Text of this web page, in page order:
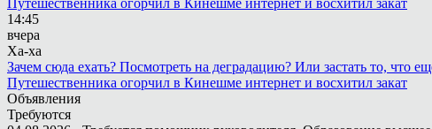
Путешественника огорчил в Кинешме интернет и восхитил закат
14:45
вчера
Ха-ха
Зачем сюда ехать? Посмотреть на деградацию? Или застать то,
Путешественника огорчил в Кинешме интернет и восхитил закат
Объявления
Требуются